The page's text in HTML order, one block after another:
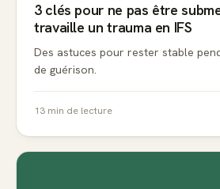
3 clés pour ne pas être
travaille un trauma en IFS
Des astuces pour rester stable
de guérison.
13 min de lecture